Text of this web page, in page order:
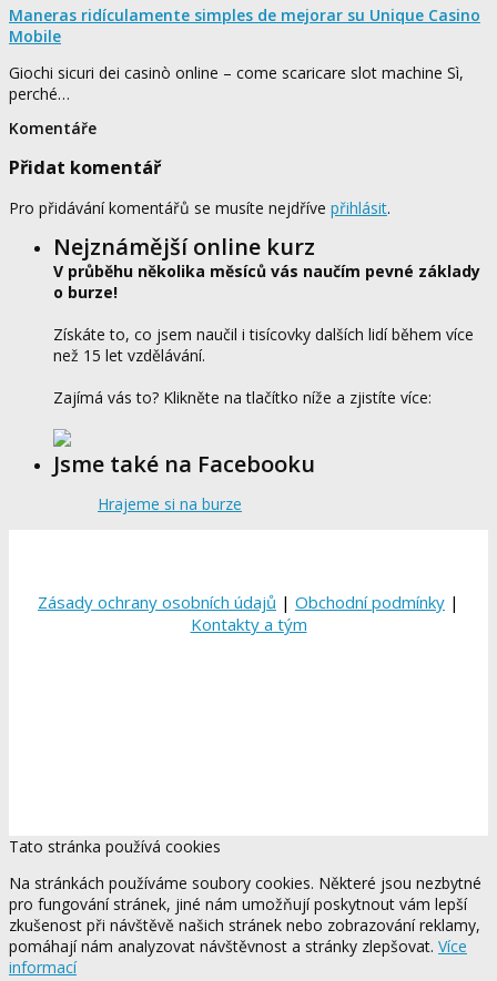
Maneras ridículamente simples de mejorar su Unique Casino
Mobile
Giochi sicuri dei casinò online – come scaricare slot machine Sì,
perché…
Komentáře
Přidat komentář
Pro přidávání komentářů se musíte nejdříve přihlásit.
Nejznámější online kurz
V průběhu několika měsíců vás naučím pevné základy
o burze!
Získáte to, co jsem naučil i tisícovky dalších lidí během více
než 15 let vzdělávání.
Zajímá vás to? Klikněte na tlačítko níže a zjistíte více:
Jsme také na Facebooku
Hrajeme si na burze
Zásady ochrany osobních údajů | Obchodní podmínky |
Kontakty a tým
Tato stránka používá cookies
Na stránkách používáme soubory cookies. Některé jsou nezbytné
pro fungování stránek, jiné nám umožňují poskytnout vám lepší
zkušenost při návštěvě našich stránek nebo zobrazování reklamy,
pomáhají nám analyzovat návštěvnost a stránky zlepšovat. Více
informací